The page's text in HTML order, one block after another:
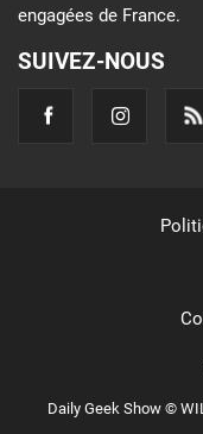
engagées de France.
SUIVEZ-NOUS
Daily Geek Show ©